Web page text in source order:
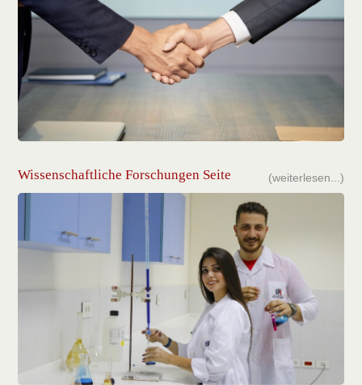
Wissenschaftliche Forschungen Seite (weiterlesen...)